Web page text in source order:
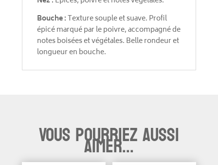
Bouche :Texture souple et suave. Profil
épicé marqué par le poivre, accompagné de
notes boisées et végétales. Belle rondeur et
longueur en bouche.
Vous pourriez aussi
aimer...